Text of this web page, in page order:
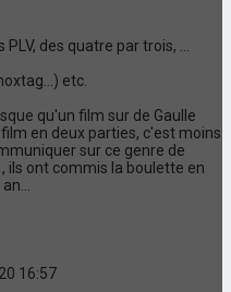
des quatre par trois, ...
etc.
qu'un film sur de Gaulle
en deux parties, c'est moins
sur ce genre de
ils ont commis la boulette en
16:57